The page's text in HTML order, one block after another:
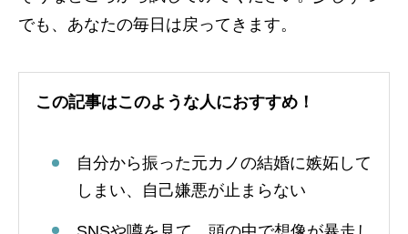
でも、あなたの毎日は戻ってきます。
この記事はこのような人におすすめ！
自分から振った元カノの結婚に嫉妬して
しまい、自己嫌悪が止まらない